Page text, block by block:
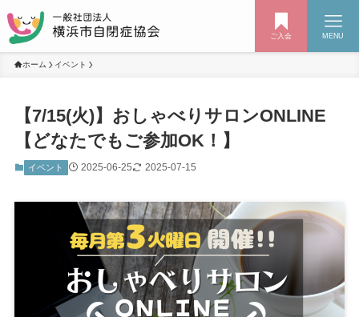
ご入会 MENU
ホーム イベント
【7/15(火)】おしゃべりサロンONLINE
【どなたでもご参加OK！】
イベント 2025-06-25 2025-07-15